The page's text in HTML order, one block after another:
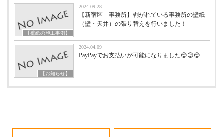
【壁紙の施工事例】
2024.09.28
【新宿区 事務所】剥がれている事務所の壁紙
（壁・天井）の張り替えを行いました！
【お知らせ】
2024.04.09
PayPayでお支払いが可能になりました😊😊😊